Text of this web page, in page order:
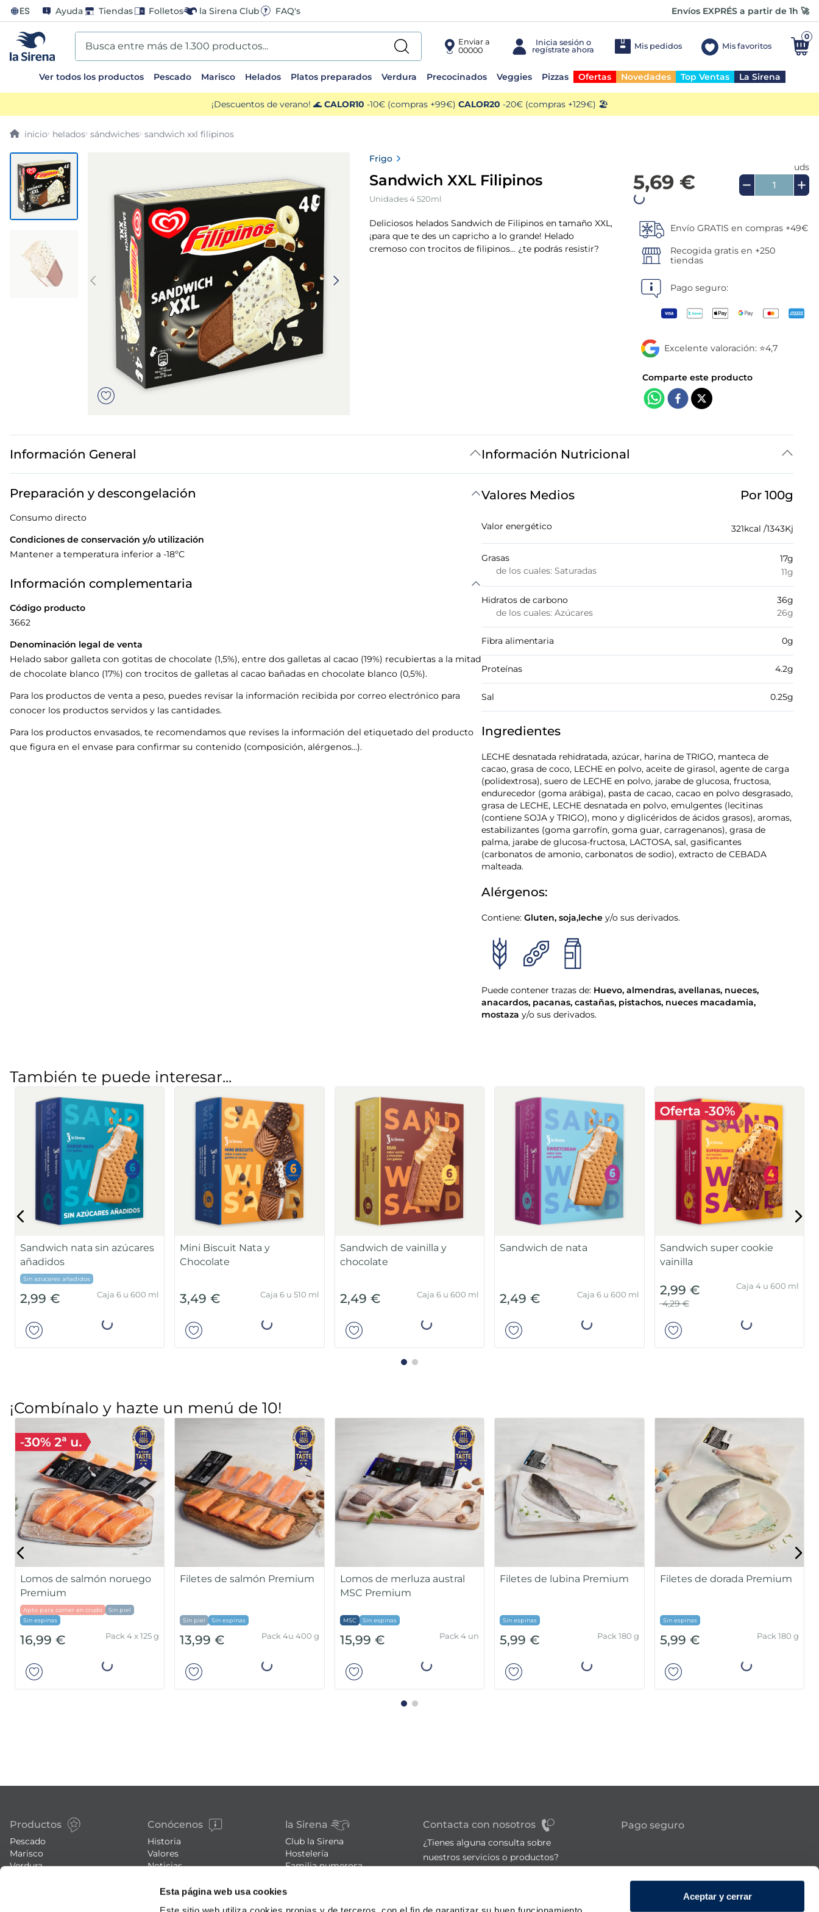
Esta página web usa cookies
Aceptar y cerrar
ES Ayuda Tiendas Folletos la Sirena Club FAQ's Envíos EXPRÉS a partir de 1h 🚀
Busca entre más de 1.300 productos...
Enviar a
00000
Mis pedidos Mis favoritos
0
Ver todos los productos Pescado Marisco Helados Platos preparados Verdura Precocinados Veggies Pizzas Ofertas Novedades Top Ventas La Sirena
¡Descuentos de verano! 🌊 CALOR10 -10€ (compras +99€) CALOR20 -20€ (compras +129€) 🏖️
helados sándwiches sandwich xxl filipinos
Frigo
Sandwich XXL Filipinos
Unidades 4 520ml
Deliciosos helados Sandwich de Filipinos en tamaño XXL,
¡para que te des un capricho a lo grande! Helado
cremoso con trocitos de filipinos... ¿te podrás resistir?
5,69 €
uds
Recogida gratis en +250
Información General
Preparación y descongelación
Consumo directo
Condiciones de conservación y/o utilización
Mantener a temperatura inferior a -18ºC
Información complementaria
Código producto
3662
Denominación legal de venta
Helado sabor galleta con gotitas de chocolate (1,5%), entre dos galletas al cacao (19%) recubiertas a la mitad
de chocolate blanco (17%) con trocitos de galletas al cacao bañadas en chocolate blanco (0,5%).
Para los productos de venta a peso, puedes revisar la información recibida por correo electrónico para
conocer los productos servidos y las cantidades.
Para los productos envasados, te recomendamos que revises la información del etiquetado del producto
que figura en el envase para confirmar su contenido (composición, alérgenos…).
Información Nutricional
Valores Medios Por 100g
Valor energético 321kcal / 1343Kj
Grasas
de los cuales: Saturadas
17g
11g
Hidratos de carbono
de los cuales: Azúcares
36g
26g
Fibra alimentaria 0g
Proteínas 4.2g
Sal 0.25g
Ingredientes
LECHE desnatada rehidratada, azúcar, harina de TRIGO, manteca de
cacao, grasa de coco, LECHE en polvo, aceite de girasol, agente de carga
(polidextrosa), suero de LECHE en polvo, jarabe de glucosa, fructosa,
endurecedor (goma arábiga), pasta de cacao, cacao en polvo desgrasado,
grasa de LECHE, LECHE desnatada en polvo, emulgentes (lecitinas
(contiene SOJA y TRIGO), mono y diglicéridos de ácidos grasos), aromas,
estabilizantes (goma garrofín, goma guar, carragenanos), grasa de
palma, jarabe de glucosa-fructosa, LACTOSA, sal, gasificantes
(carbonatos de amonio, carbonatos de sodio), extracto de CEBADA
malteada.
Alérgenos:
Contiene: Gluten, soja,leche y/o sus derivados.
Puede contener trazas de: Huevo, almendras, avellanas, nueces,
anacardos, pacanas, castañas, pistachos, nueces macadamia,
mostaza y/o sus derivados.
También te puede interesar...
Sandwich nata sin azúcares
añadidos
Sin azucares añadidos
2,99 € Caja 6 u 600 ml
Mini Biscuit Nata y
Chocolate
3,49 € Caja 6 u 510 ml
Sandwich de vainilla y
chocolate
2,49 € Caja 6 u 600 ml
Sandwich de nata
2,49 € Caja 6 u 600 ml
Sandwich super cookie
vainilla
2,99 €
4,29 €
Caja 4 u 600 ml
¡Combínalo y hazte un menú de 10!
Lomos de salmón noruego
Premium
Apto para comer en crudo
Sin piel
Sin espinas
16,99 € Pack 4 x 125 g
Filetes de salmón Premium
Sin piel Sin espinas
13,99 € Pack 4u 400 g
Lomos de merluza austral
MSC Premium
MSC Sin espinas
15,99 € Pack 4 un
Filetes de lubina Premium
Sin espinas
5,99 € Pack 180 g
Filetes de dorada Premium
Sin espinas
5,99 € Pack 180 g
Productos
Pescado
Marisco
Conócenos
Historia
Valores
Blog
Eventos
la Sirena
Club la Sirena
Hostelería
Trucos de cocina
Recetas
Contacta con nosotros
¿Tienes alguna consulta sobre
nuestros servicios o productos?
900 21 06 21
Pago seguro
TÉRMINOS MÁS BUSCADOS
1. helados sirena
3. gamba
4. croquetas
. canelones